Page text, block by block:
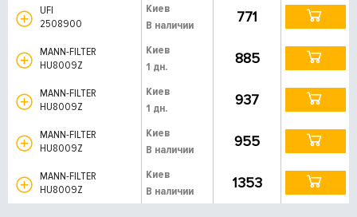
UFI
2508900
Киев
В наличии
771
MANN-FILTER
HU8009Z
Киев
1 дн.
885
MANN-FILTER
HU8009Z
Киев
1 дн.
937
MANN-FILTER
HU8009Z
Киев
В наличии
955
MANN-FILTER
HU8009Z
Киев
В наличии
1353